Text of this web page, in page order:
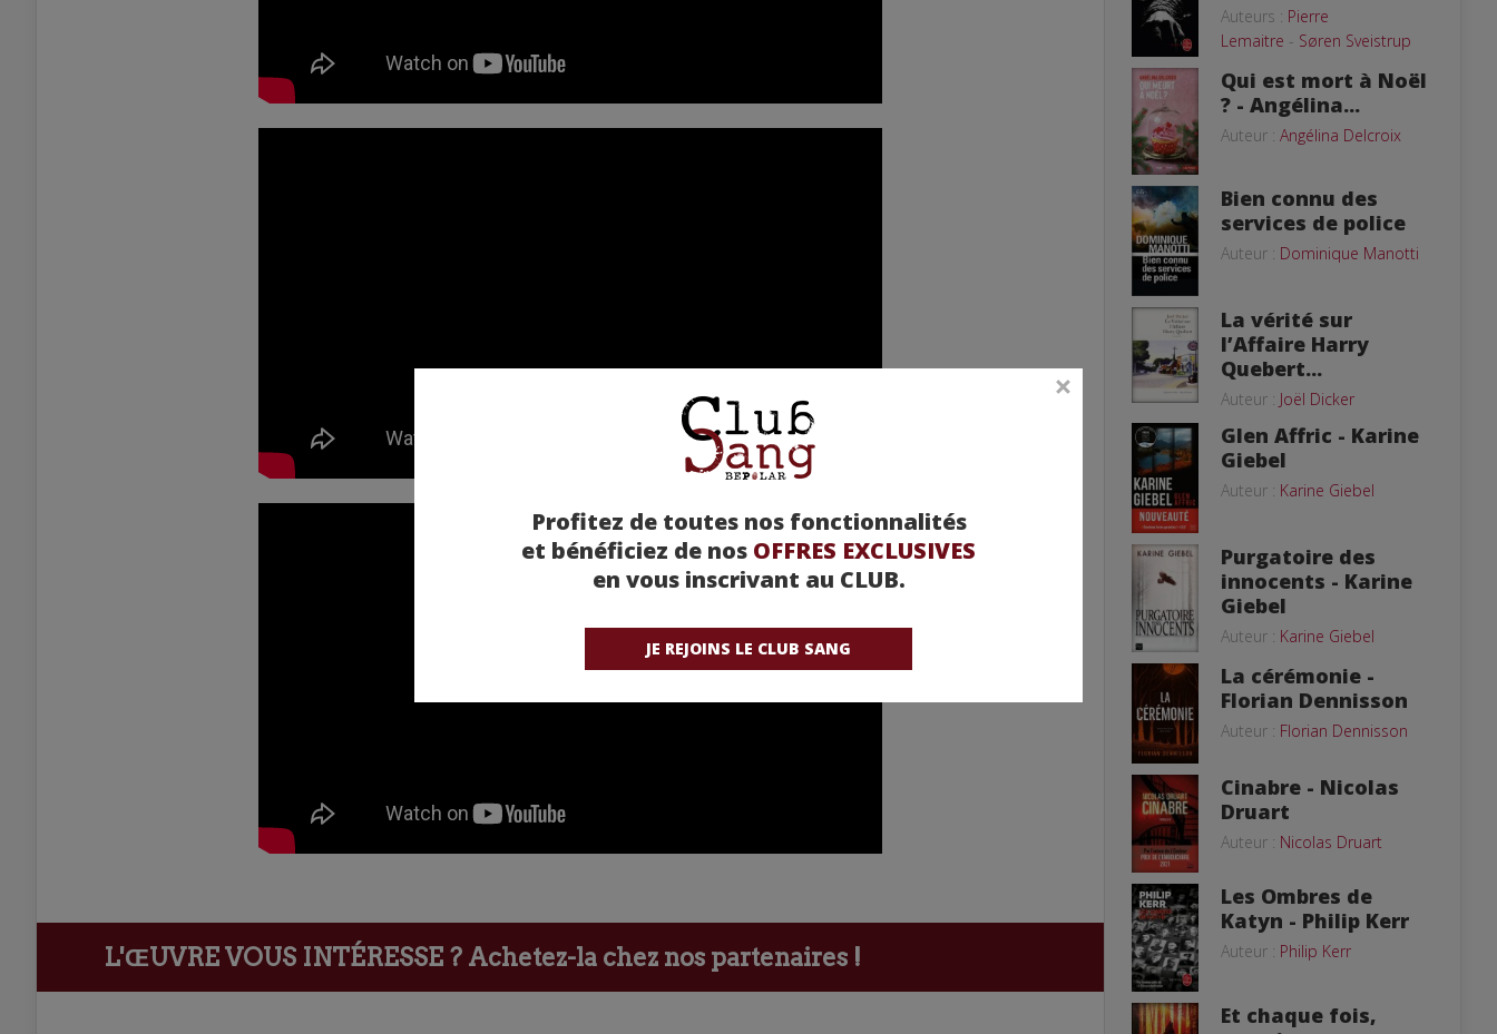
Profitez de toutes nos fonctionnalités
et bénéficiez de nos OFFRES EXCLUSIVES
en vous inscrivant au CLUB.
JE REJOINS LE CLUB SANG
L'ŒUVRE VOUS INTÉRESSE ? Achetez-la chez nos partenaires !
Auteurs : Pierre
Lemaitre - Søren Sveistrup
Qui est mort à Noël
? - Angélina...
Auteur : Angélina Delcroix
Bien connu des
services de police
Auteur : Dominique Manotti
La vérité sur
l’Affaire Harry
Quebert...
Auteur : Joël Dicker
Glen Affric - Karine
Giebel
Auteur : Karine Giebel
Purgatoire des
innocents - Karine
Giebel
Auteur : Karine Giebel
La cérémonie -
Florian Dennisson
Auteur : Florian Dennisson
Cinabre - Nicolas
Druart
Auteur : Nicolas Druart
Les Ombres de
Katyn - Philip Kerr
Auteur : Philip Kerr
Et chaque fois,